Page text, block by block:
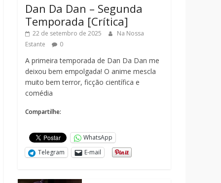
Dan Da Dan – Segunda
Temporada [Crítica]
22 de setembro de 2025
Na Nossa
Estante
0
A primeira temporada de Dan Da Dan me
deixou bem empolgada! O anime mescla
muito bem terror, ficção científica e
comédia
Compartilhe:
WhatsApp
Telegram
E-mail